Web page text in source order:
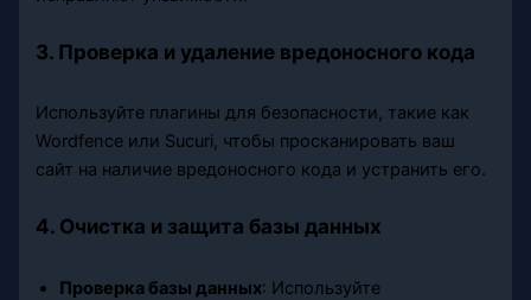
3. Проверка и удаление вредоносного кода
Используйте плагины для безопасности, такие как
Wordfence или Sucuri, чтобы просканировать ваш
сайт на наличие вредоносного кода и устранить его.
4. Очистка и защита базы данных
Проверка базы данных: Используйте